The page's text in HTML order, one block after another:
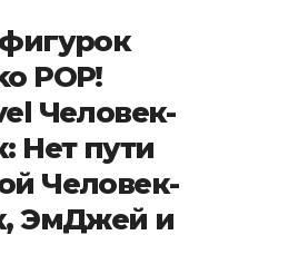
POP!
Человек-
Нет пути
Человек-
ЭмДжей и